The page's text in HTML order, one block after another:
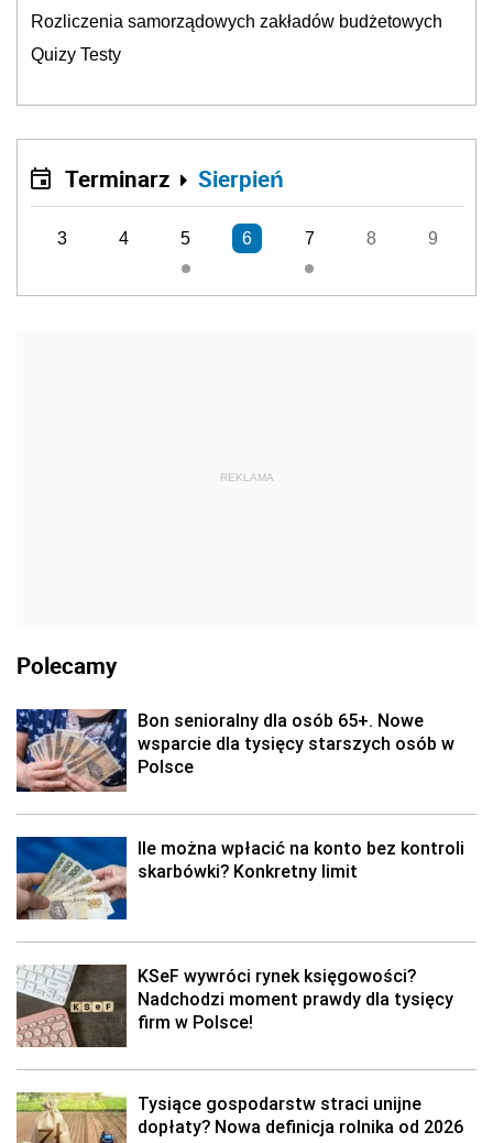
Rozliczenia samorządowych zakładów budżetowych
Quizy Testy
Terminarz Sierpień
3 4 5 6 7 8 9
REKLAMA
Polecamy
Bon senioralny dla osób 65+. Nowe
wsparcie dla tysięcy starszych osób w
Polsce
Ile można wpłacić na konto bez kontroli
skarbówki? Konkretny limit
KSeF wywróci rynek księgowości?
Nadchodzi moment prawdy dla tysięcy
firm w Polsce!
Tysiące gospodarstw straci unijne
dopłaty? Nowa definicja rolnika od 2026